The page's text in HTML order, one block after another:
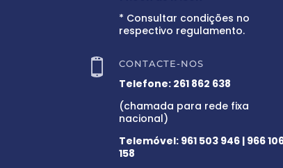
* Consultar condições no
respectivo regulamento.
 CONTACTE-NOS
Telefone: 261 862 638
(chamada para rede fixa
nacional)
Telemóvel: 961 503 946 | 966
158